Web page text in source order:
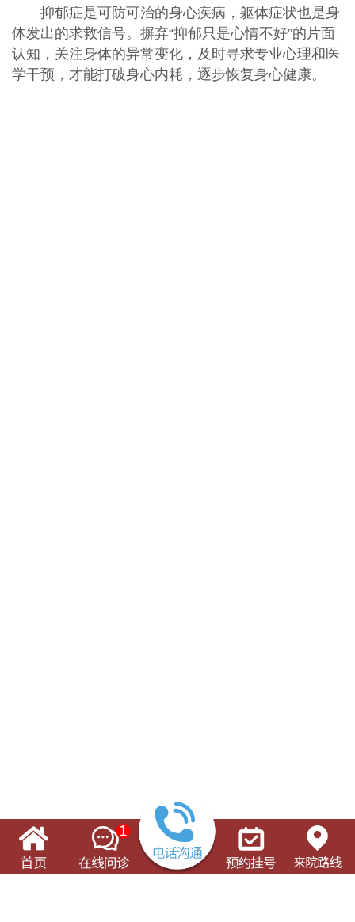
抑郁症是可防可治的身心疾病，躯体症状也是身
体发出的求救信号。摒弃“抑郁只是心情不好”的片面
认知，关注身体的异常变化，及时寻求专业心理和医
学干预，才能打破身心内耗，逐步恢复身心健康。